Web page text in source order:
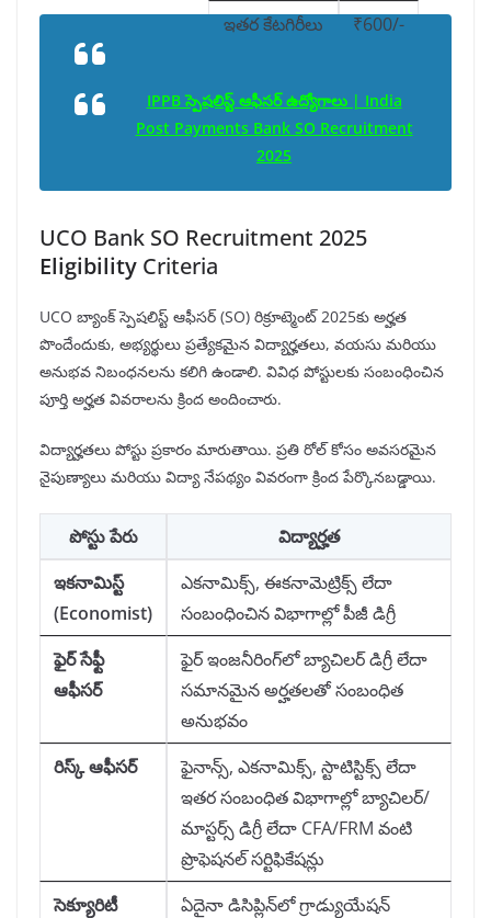
ఇతర కేటగిరీలు
₹600/-
IPPB స్పెషలిస్ట్ ఆఫీసర్ ఉద్యోగాలు | India
Post Payments Bank SO Recruitment
2025
UCO Bank SO Recruitment 2025
Eligibility Criteria
UCO బ్యాంక్ స్పెషలిస్ట్ ఆఫీసర్ (SO) రిక్రూట్మెంట్ 2025కు అర్హత
పొందేందుకు, అభ్యర్థులు ప్రత్యేకమైన విద్యార్హతలు, వయసు మరియు
అనుభవ నిబంధనలను కలిగి ఉండాలి. వివిధ పోస్టులకు సంబంధించిన
పూర్తి అర్హత వివరాలను క్రింద అందించారు.
విద్యార్హతలు పోస్టు ప్రకారం మారుతాయి. ప్రతి రోల్ కోసం అవసరమైన
నైపుణ్యాలు మరియు విద్యా నేపథ్యం వివరంగా క్రింద పేర్కొనబడ్డాయి.
పోస్టు పేరు
విద్యార్హత
ఇకనామిస్ట్
(Economist)
ఎకనామిక్స్, ఈకనామెట్రిక్స్ లేదా
సంబంధించిన విభాగాల్లో పీజీ డిగ్రీ
ఫైర్ సేఫ్టీ
ఆఫీసర్
ఫైర్ ఇంజనీరింగ్‌లో బ్యాచిలర్ డిగ్రీ లేదా
సమానమైన అర్హతలతో సంబంధిత
అనుభవం
రిస్క్ ఆఫీసర్
ఫైనాన్స్, ఎకనామిక్స్, స్టాటిస్టిక్స్ లేదా
ఇతర సంబంధిత విభాగాల్లో బ్యాచిలర్/
మాస్టర్స్ డిగ్రీ లేదా CFA/FRM వంటి
ప్రొఫెషనల్ సర్టిఫికేషన్లు
సెక్యూరిటీ
ఏదైనా డిసిప్లిన్‌లో గ్రాడ్యుయేషన్